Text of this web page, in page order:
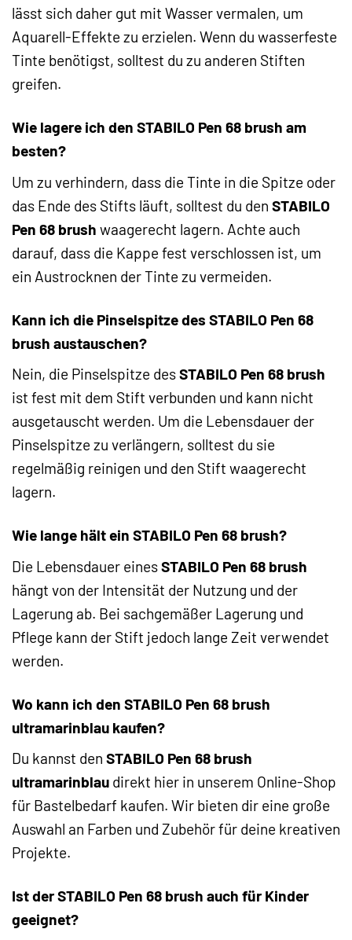
lässt sich daher gut mit Wasser vermalen, um
Aquarell-Effekte zu erzielen. Wenn du wasserfeste
Tinte benötigst, solltest du zu anderen Stiften
greifen.
Wie lagere ich den STABILO Pen 68 brush am
besten?
Um zu verhindern, dass die Tinte in die Spitze oder
das Ende des Stifts läuft, solltest du den STABILO
Pen 68 brush waagerecht lagern. Achte auch
darauf, dass die Kappe fest verschlossen ist, um
ein Austrocknen der Tinte zu vermeiden.
Kann ich die Pinselspitze des STABILO Pen 68
brush austauschen?
Nein, die Pinselspitze desSTABILO Pen 68 brush
ist fest mit dem Stift verbunden und kann nicht
ausgetauscht werden. Um die Lebensdauer der
Pinselspitze zu verlängern, solltest du sie
regelmäßig reinigen und den Stift waagerecht
lagern.
Wie lange hält ein STABILO Pen 68 brush?
Die Lebensdauer einesSTABILO Pen 68 brush
hängt von der Intensität der Nutzung und der
Lagerung ab. Bei sachgemäßer Lagerung und
Pflege kann der Stift jedoch lange Zeit verwendet
werden.
Wo kann ich den STABILO Pen 68 brush
ultramarinblau kaufen?
Du kannst den STABILO Pen 68 brush
ultramarinblau direkt hier in unserem Online-Shop
für Bastelbedarf kaufen. Wir bieten dir eine große
Auswahl an Farben und Zubehör für deine kreativen
Projekte.
Ist der STABILO Pen 68 brush auch für Kinder
geeignet?